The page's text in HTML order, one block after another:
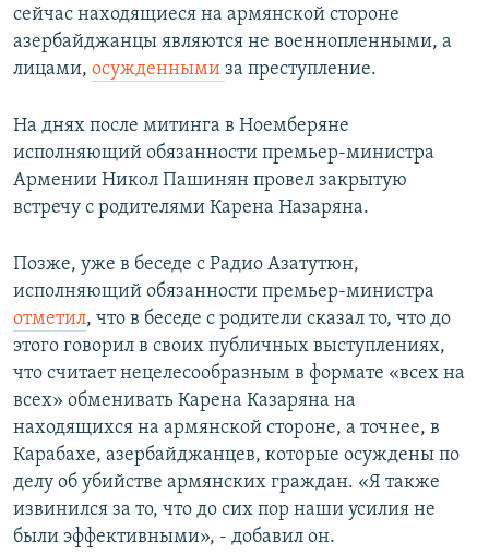
сейчас находящиеся на армянской стороне
азербайджанцы являются не военнопленными, а
лицами, осужденными за преступление.
На днях после митинга в Ноемберяне
исполняющий обязанности премьер-министра
Армении Никол Пашинян провел закрытую
встречу с родителями Карена Назаряна.
Позже, уже в беседе с Радио Азатутюн,
исполняющий обязанности премьер-министра
отметил, что в беседе с родители сказал то, что до
этого говорил в своих публичных выступлениях,
что считает нецелесообразным в формате «всех на
всех» обменивать Карена Казаряна на
находящихся на армянской стороне, а точнее, в
Карабахе, азербайджанцев, которые осуждены по
делу об убийстве армянских граждан. «Я также
извинился за то, что до сих пор наши усилия не
были эффективными», - добавил он.